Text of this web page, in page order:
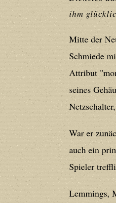
Deprecated:
deprecated in/
line212
Deprecated:
deprecated in/
line213
Deprecated:
/home/users/
ihm
Mitte der
Schmiede
Attribut
seines
War er
auch ein
Spieler
Lemmings,